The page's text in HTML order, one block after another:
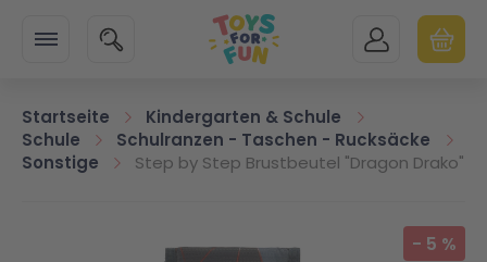
SUCHE MEIN KONTO
Startseite
Kindergarten & Schule
Schule
Schulranzen - Taschen - Rucksäcke
Sonstige
Step by Step Brustbeutel "Dragon Drako"
- 5 %